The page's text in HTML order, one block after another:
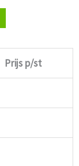
Prijs p/st